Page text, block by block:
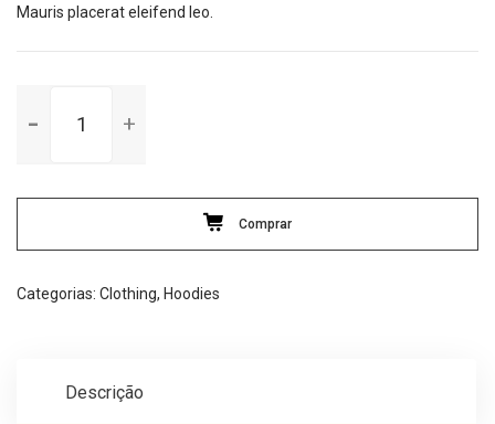
Mauris placerat eleifend leo.
Comprar
Categorias: Clothing, Hoodies
Descrição